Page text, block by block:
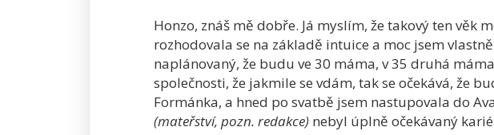
Honzo, znáš mě dobře. Já myslím, že takový ten věk
rozhodovala se na základě intuice a moc jsem
naplánovaný, že budu ve 30 máma, v 35 druhá
společnosti, že jakmile se vdám, tak se očekává, že
Formánka, a hned po svatbě jsem nastupovala do
(mateřství, pozn. redakce) nebyl úplně očekávaný